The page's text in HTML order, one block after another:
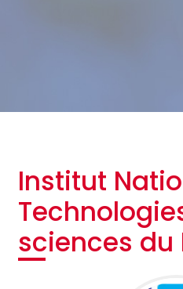
Institut
sciences du